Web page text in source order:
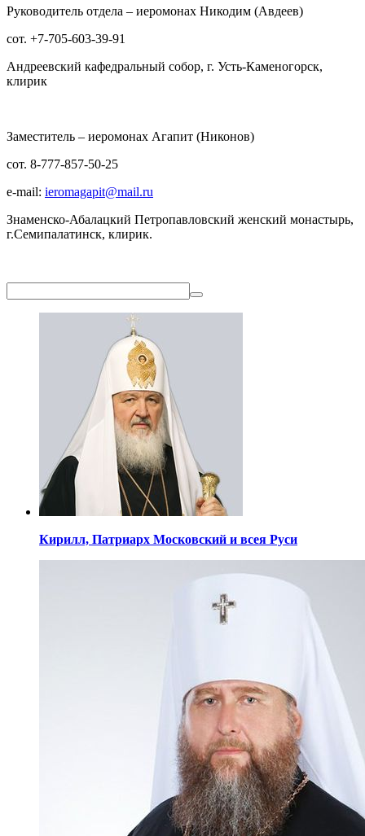
Руководитель отдела – иеромонах Никодим (Авдеев)
сот. +7-705-603-39-91
Андреевский кафедральный собор, г. Усть-Каменогорск,
клирик
Заместитель – иеромонах Агапит (Никонов)
сот. 8-777-857-50-25
e-mail: ieromagapit@mail.ru
Знаменско-Абалацкий Петропавловский женский монастырь,
г.Семипалатинск, клирик.
Кирилл, Патриарх Московский и всея Руси